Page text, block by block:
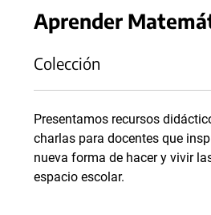
Aprender
Colección
Presentamos recursos
charlas para docentes que
nueva forma de hacer y vivir
espacio escolar.